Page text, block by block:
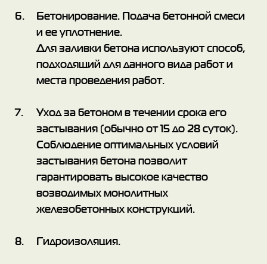
Бетонирование. Подача бетонной смеси
и ее уплотнение.
Для заливки бетона используют способ,
подходящий для данного вида работ и
места проведения работ.
Уход за бетоном в течении срока его
застывания (обычно от 15 до 28 суток).
Соблюдение оптимальных условий
застывания бетона позволит
гарантировать высокое качество
возводимых монолитных
железобетонных конструкций.
Гидроизоляция.